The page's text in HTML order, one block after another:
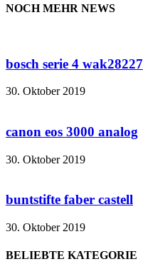
NOCH MEHR NEWS
bosch serie 4 wak28227
30. Oktober 2019
canon eos 3000 analog
30. Oktober 2019
buntstifte faber castell
30. Oktober 2019
BELIEBTE KATEGORIE